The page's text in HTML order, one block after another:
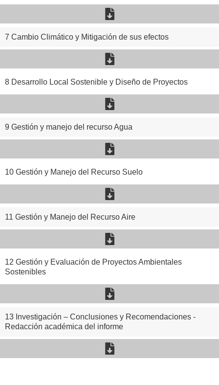
7 Cambio Climático y Mitigación de sus efectos
8 Desarrollo Local Sostenible y Diseño de Proyectos
9 Gestión y manejo del recurso Agua
10 Gestión y Manejo del Recurso Suelo
11 Gestión y Manejo del Recurso Aire
12 Gestión y Evaluación de Proyectos Ambientales
Sostenibles
13 Investigación – Conclusiones y Recomendaciones -
Redacción académica del informe